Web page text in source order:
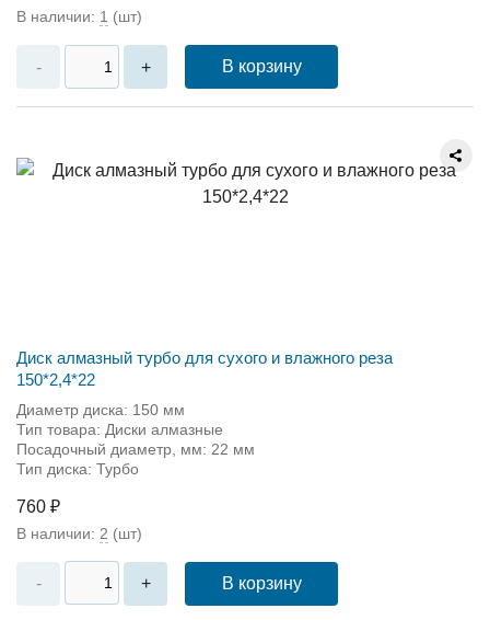
В наличии: 1 (шт)
- + В корзину
Диск алмазный турбо для сухого и влажного реза
150*2,4*22
Диаметр диска: 150 мм
Тип товара: Диски алмазные
Посадочный диаметр, мм: 22 мм
Тип диска: Турбо
760 ₽
В наличии: 2 (шт)
- + В корзину